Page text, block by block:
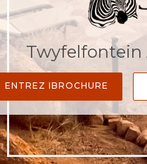
Twyfelfontein
ENTREZ IBROCHURE